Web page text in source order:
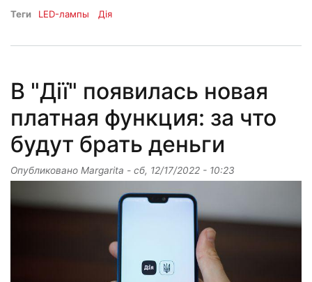
Теги LED-лампы Дія
В "Дії" появилась новая
платная функция: за что
будут брать деньги
Опубликовано Margarita - сб, 12/17/2022 - 10:23